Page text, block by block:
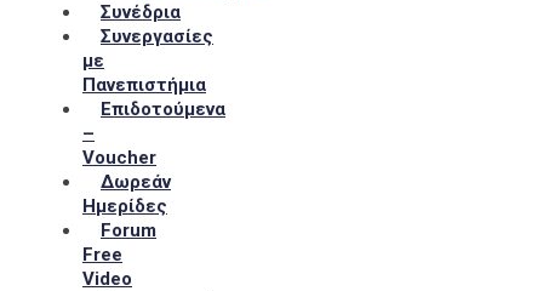
Συνέδρια
Συνεργασίες
με
Πανεπιστήμια
Επιδοτούμενα
–
Voucher
Δωρεάν
Ημερίδες
Forum
Free
Video